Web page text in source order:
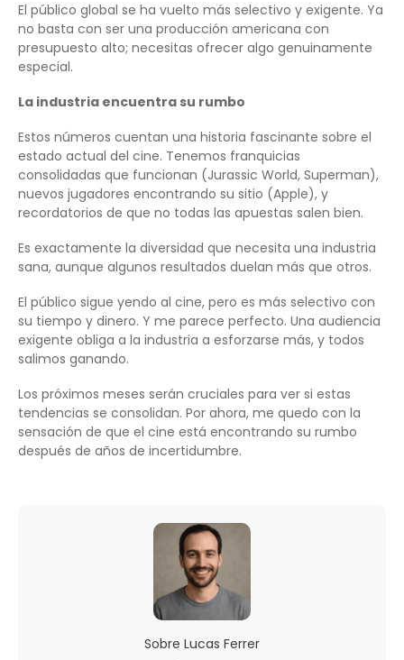
El público global se ha vuelto más selectivo y exigente. Ya
no basta con ser una producción americana con
presupuesto alto; necesitas ofrecer algo genuinamente
especial.
La industria encuentra su rumbo
Estos números cuentan una historia fascinante sobre el
estado actual del cine. Tenemos franquicias
consolidadas que funcionan (Jurassic World, Superman),
nuevos jugadores encontrando su sitio (Apple), y
recordatorios de que no todas las apuestas salen bien.
Es exactamente la diversidad que necesita una industria
sana, aunque algunos resultados duelan más que otros.
El público sigue yendo al cine, pero es más selectivo con
su tiempo y dinero. Y me parece perfecto. Una audiencia
exigente obliga a la industria a esforzarse más, y todos
salimos ganando.
Los próximos meses serán cruciales para ver si estas
tendencias se consolidan. Por ahora, me quedo con la
sensación de que el cine está encontrando su rumbo
después de años de incertidumbre.
Sobre Lucas Ferrer